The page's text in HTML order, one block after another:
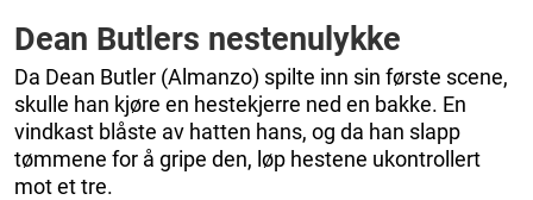
Dean Butlers nestenulykke
Da Dean Butler (Almanzo) spilte inn sin første scene,
skulle han kjøre en hestekjerre ned en bakke. En
vindkast blåste av hatten hans, og da han slapp
tømmene for å gripe den, løp hestene ukontrollert
mot et tre.